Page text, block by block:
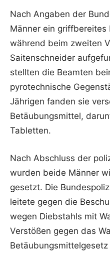
Nach Angaben der
Männer ein griffbereites
während beim zweiten
Saitenschneider
stellten die Beamten
pyrotechnische
Jährigen fanden sie
Betäubungsmittel,
Tabletten.
Nach Abschluss der
wurden beide Männer
gesetzt. Die
leitete gegen die
wegen Diebstahls mit
Verstößen gegen das
Betäubungsmittelgesetz